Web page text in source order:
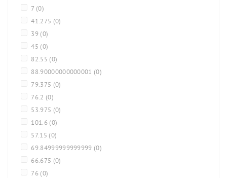
7 (0)
41.275 (0)
39 (0)
45 (0)
82.55 (0)
88.90000000000001 (0)
79.375 (0)
76.2 (0)
53.975 (0)
101.6 (0)
57.15 (0)
69.84999999999999 (0)
66.675 (0)
76 (0)